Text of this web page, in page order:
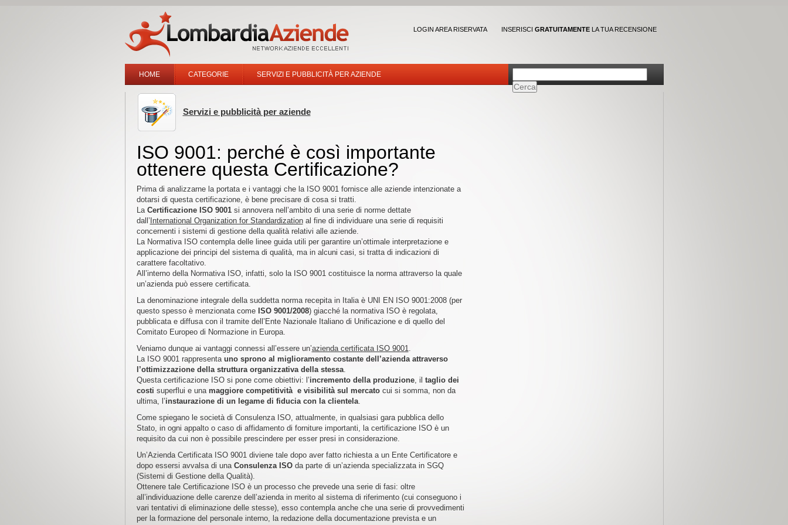
LOGIN AREA RISERVATA INSERISCI GRATUITAMENTELA TUA RECENSIONE
HOME CATEGORIE SERVIZI E PUBBLICITÀ PER AZIENDE
Servizi e pubblicità per aziende
ISO 9001: perché è così importante
ottenere questa Certificazione?
Prima di analizzarne la portata e i vantaggi che la ISO 9001 fornisce alle aziende intenzionate a
dotarsi di questa certificazione, è bene precisare di cosa si tratti.
La Certificazione ISO 9001si annovera nell’ambito di una serie di norme dettate
dall’ International Organization for Standardizational fine di individuare una serie di requisiti
concernenti i sistemi di gestione della qualità relativi alle aziende.
La Normativa ISO contempla delle linee guida utili per garantire un’ottimale interpretazione e
applicazione dei principi del sistema di qualità, ma in alcuni casi, si tratta di indicazioni di
carattere facoltativo.
All’interno della Normativa ISO, infatti, solo la ISO 9001 costituisce la norma attraverso la quale
un’azienda può essere certificata.
La denominazione integrale della suddetta norma recepita in Italia è UNI EN ISO 9001:2008 (per
questo spesso è menzionata come ISO 9001/2008) giacché la normativa ISO è regolata,
pubblicata e diffusa con il tramite dell’Ente Nazionale Italiano di Unificazione e di quello del
Comitato Europeo di Normazione in Europa.
Veniamo dunque ai vantaggi connessi all’essere un’azienda certificata ISO 9001.
La ISO 9001 rappresenta uno sprono al miglioramento costante dell’azienda attraverso
l’ottimizzazione della struttura organizzativa della stessa.
Questa certificazione ISO si pone come obiettivi: l’incremento della produzione, il taglio dei
costi superflui e una maggiore competitività e visibilità sul mercatocui si somma, non da
ultima, l’instaurazione di un legame di fiducia con la clientela.
Come spiegano le società di Consulenza ISO, attualmente, in qualsiasi gara pubblica dello
Stato, in ogni appalto o caso di affidamento di forniture importanti, la certificazione ISO è un
requisito da cui non è possibile prescindere per esser presi in considerazione.
Un’Azienda Certificata ISO 9001 diviene tale dopo aver fatto richiesta a un Ente Certificatore e
dopo essersi avvalsa di una Consulenza ISOda parte di un’azienda specializzata in SGQ
(Sistemi di Gestione della Qualità).
Ottenere tale Certificazione ISO è un processo che prevede una serie di fasi: oltre
all’individuazione delle carenze dell’azienda in merito al sistema di riferimento (cui conseguono i
vari tentativi di eliminazione delle stesse), esso contempla anche che una serie di provvedimenti
per la formazione del personale interno, la redazione della documentazione prevista e un